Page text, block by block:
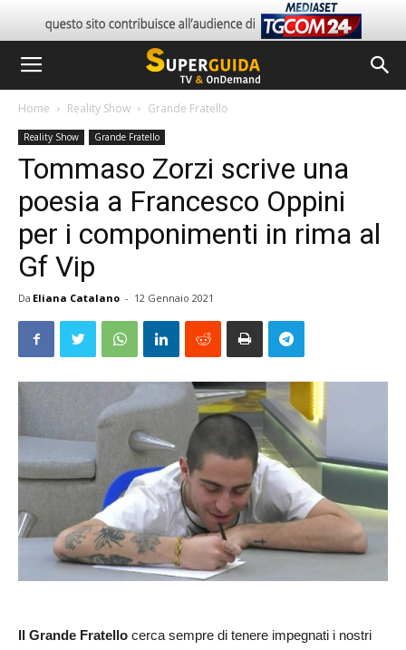
Home Reality Show Grande Fratello
Reality Show Grande Fratello
Tommaso Zorzi scrive una
poesia a Francesco Oppini
per i componimenti in rima al
Gf Vip
Da Eliana Catalano - 12 Gennaio 2021
Il Grande Fratello cerca sempre di tenere impegnati i nostri